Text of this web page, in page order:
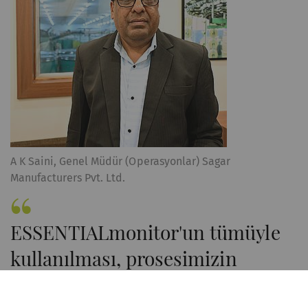
A K Saini, Genel Müdür (Operasyonlar) Sagar
Manufacturers Pvt. Ltd.
ESSENTIALmonitor'un tümüyle
kullanılması, prosesimizin